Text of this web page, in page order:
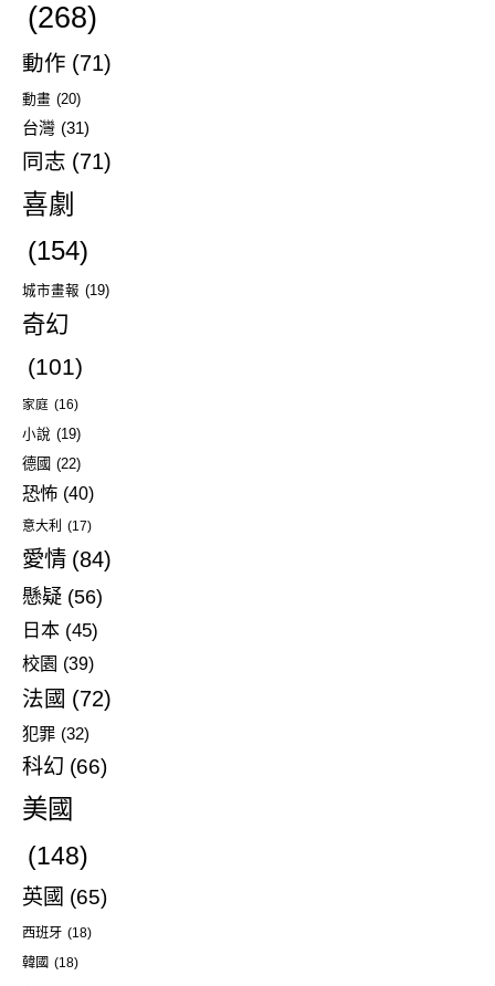
(268)
動作 (71)
動畫 (20)
台灣 (31)
同志 (71)
喜劇
(154)
城市畫報 (19)
奇幻
(101)
家庭 (16)
小說 (19)
德國 (22)
恐怖 (40)
意大利 (17)
愛情 (84)
懸疑 (56)
日本 (45)
校園 (39)
法國 (72)
犯罪 (32)
科幻 (66)
美國
(148)
英國 (65)
西班牙 (18)
韓國 (18)